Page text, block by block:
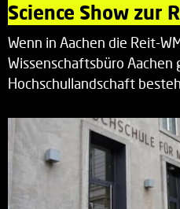
Science Show zur
Wenn in Aachen die Reit-
Wissenschaftsbüro Aachen
Hochschullandschaft